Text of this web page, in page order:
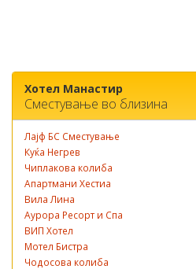
Хотел Манастир
Сместување во близина
Лајф БС Сместување
Куќа Негрев
Чиплакова колиба
Апартмани Хестиа
Вила Лина
Аурора Ресорт и Спа
ВИП Хотел
Мотел Бистра
Чодосова колиба